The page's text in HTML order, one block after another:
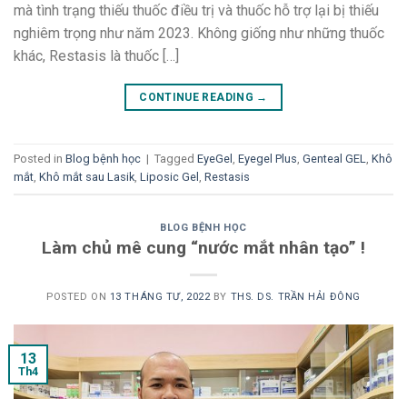
mà tình trạng thiếu thuốc điều trị và thuốc hỗ trợ lại bị thiếu
nghiêm trọng như năm 2023. Không giống như những thuốc
khác, Restasis là thuốc […]
CONTINUE READING →
Posted in Blog bệnh học | Tagged EyeGel , Eyegel Plus, Genteal GEL, Khô
mắt, Khô mắt sau Lasik, Liposic Gel , Restasis
BLOG BỆNH HỌC
Làm chủ mê cung “nước mắt nhân tạo” !
POSTED ON 13 THÁNG TƯ, 2022BY THS. DS. TRẦN HẢI ĐÔNG
13
Th4